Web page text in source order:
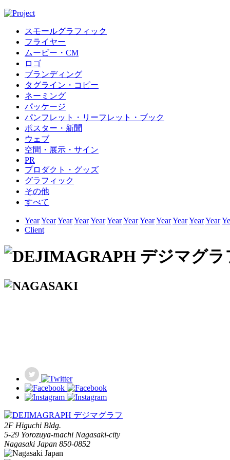
スモールグラフィック
フライヤー
ムービー・CM
ロゴ
ブランディング
タグライン・コピー
ネーミング
パッケージ
パンフレット・リーフレット・ブック
ポスター・新聞
ウェブ
空間・展示・サイン
PR
プロダクト・グッズ
グラフィック
その他
すべて
YearYearYearYearYearYearYearYearYearYearYearYear
Client
2F Higuchi Bldg.
5-29 Yorozuya-machi Nagasaki-city
Nagasaki Japan 850-0852